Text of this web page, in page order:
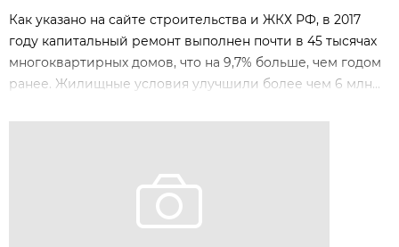
Как указано на сайте строительства и ЖКХ РФ, в 2017
году капитальный ремонт выполнен почти в 45 тысячах
многоквартирных домов, что на 9,7% больше, чем годом
ранее. Жилищные условия улучшили более чем 6 млн...